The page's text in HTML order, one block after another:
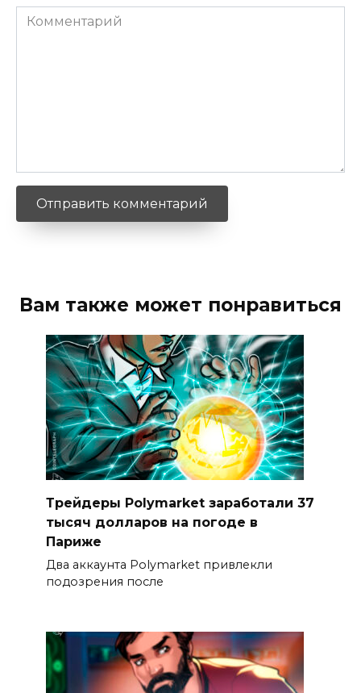
Комментарий
Вам также может понравиться
Трейдеры Polymarket заработали 37
тысяч долларов на погоде в
Париже
Два аккаунта Polymarket привлекли
подозрения после